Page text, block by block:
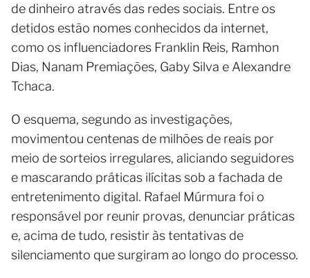
de dinheiro através das redes sociais. Entre os
detidos estão nomes conhecidos da internet,
como os influenciadores Franklin Reis, Ramhon
Dias, Nanam Premiações, Gaby Silva e Alexandre
Tchaca.
O esquema, segundo as investigações,
movimentou centenas de milhões de reais por
meio de sorteios irregulares, aliciando seguidores
e mascarando práticas ilícitas sob a fachada de
entretenimento digital. Rafael Múrmura foi o
responsável por reunir provas, denunciar práticas
e, acima de tudo, resistir às tentativas de
silenciamento que surgiram ao longo do processo.